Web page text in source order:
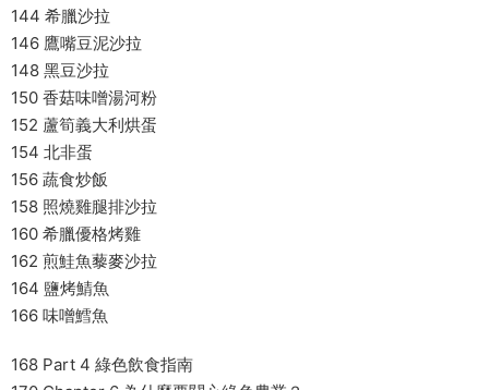
144 希臘沙拉
146 鷹嘴豆泥沙拉
148 黑豆沙拉
150 香菇味噌湯河粉
152 蘆筍義大利烘蛋
154 北非蛋
156 蔬食炒飯
158 照燒雞腿排沙拉
160 希臘優格烤雞
162 煎鮭魚藜麥沙拉
164 鹽烤鯖魚
166 味噌鱈魚
168 Part 4 綠色飲食指南